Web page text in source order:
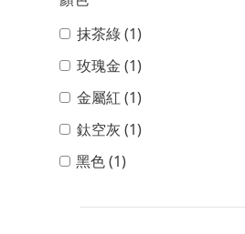
抹茶綠 (1)
玫瑰金 (1)
金屬紅 (1)
鈦空灰 (1)
黑色 (1)